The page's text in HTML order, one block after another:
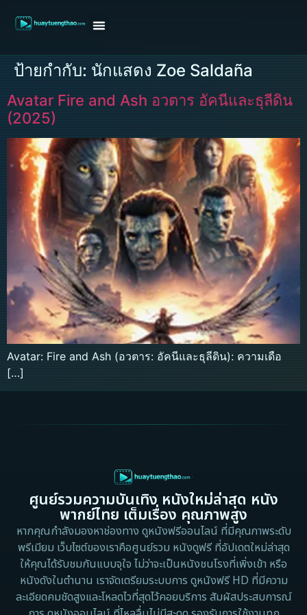
ป้ายกำกับ: นักแสดง Zoe Saldaña
Avatar Fire and Ash อวตาร อัคนีและธุลีดิน
(2025)
Avatar: Fire and Ash (อวตาร: อัคนีและธุลีดิน): ความเดือ
[…]
ศูนย์รวมความบันเทิง หนังใหม่ล่าสุด หนัง
พากย์ไทย เต็มเรื่อง คุณภาพสูง
หากคุณกำลังมองหาช่องทาง ดูหนังฟรีออนไลน์ ที่มีคุณภาพระดับ
พรีเมียม เว็บไซต์ของเราคือศูนย์รวม หนังดูฟรี ที่อัปเดตใหม่ล่าสุด
ให้คุณได้รับชมกันแบบจุใจ ไม่ว่าจะเป็นหนังชนโรงที่เพิ่งเข้า หรือ
หนังดังในตำนาน เราจัดเตรียมระบบการ ดูหนังฟรี HD ที่มีความ
ละเอียดคมชัดสูงและโหลดไวที่สุดไว้คอยบริการ สัมผัสประสบการณ์